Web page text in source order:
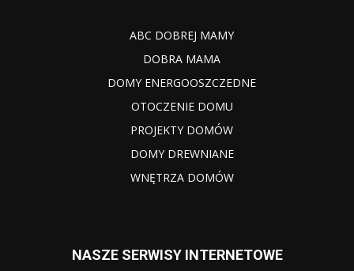
ABC DOBREJ MAMY
DOBRA MAMA
DOMY ENERGOOSZCZEDNE
OTOCZENIE DOMU
PROJEKTY DOMÓW
DOMY DREWNIANE
WNĘTRZA DOMÓW
NASZE SERWISY INTERNETOWE